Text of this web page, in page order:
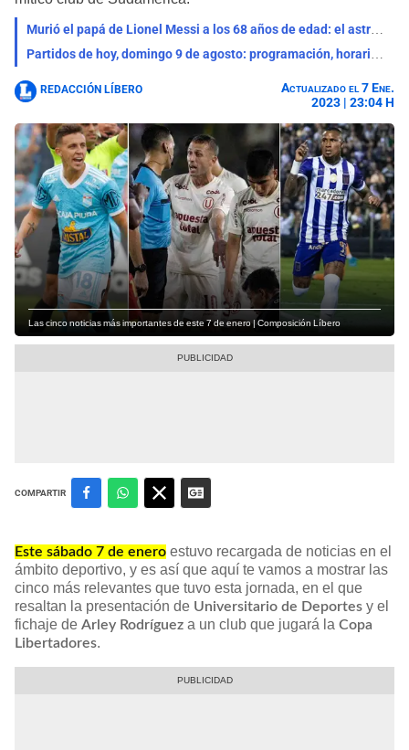
Murió el papá de Lionel Messi a los 68 años de edad: el astro argentino está de luto
Partidos de hoy, domingo 9 de agosto: programación, horarios y canales para ver fútbol EN VIVO
REDACCIÓN LÍBERO
Actualizado el 7 Ene.
2023 | 23:04 H
Las cinco noticias más importantes de este 7 de enero | Composición Líbero
COMPARTIR
Este sábado 7 de enero estuvo recargada de noticias en el
ámbito deportivo, y es así que aquí te vamos a mostrar las
cinco más relevantes que tuvo esta jornada, en el que
resaltan la presentación de Universitario de Deportes y el
fichaje de Arley Rodríguez a un club que jugará la Copa
Libertadores.